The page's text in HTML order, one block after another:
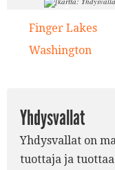
3.
4.
Finger Lakes
Washington
Yhdysvallat
Yhdysvallat on
tuottaja ja